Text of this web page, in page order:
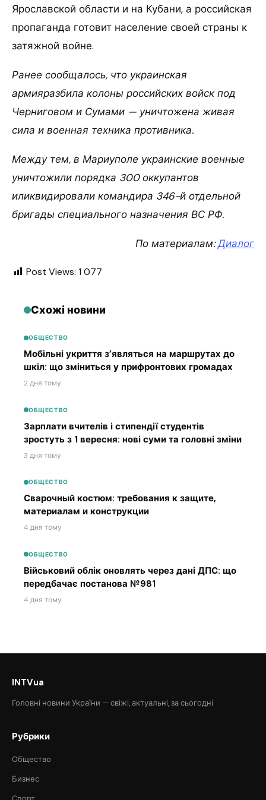
Ярославской области и на Кубани, а российская
пропаганда готовит население своей страны к
затяжной войне.
Ранее сообщалось, что украинская
армияразбила колоны российских войск под
Черниговом и Сумами — уничтожена живая
сила и военная техника противника.
Между тем, в Мариуполе украинские военные
уничтожили порядка 300 оккупантов
иликвидировали командира 346-й отдельной
бригады специального назначения ВС РФ.
По материалам:Диалог
Post Views: 1 077
Схожі новини
ОБЩЕСТВО
Мобільні укриття з’являться на маршрутах до
шкіл: що зміниться у прифронтових громадах
2 дня тому
ОБЩЕСТВО
Зарплати вчителів і стипендії студентів
зростуть з 1 вересня: нові суми та головні зміни
3 дня тому
ОБЩЕСТВО
Сварочный костюм: требования к защите,
материалам и конструкции
4 дня тому
ОБЩЕСТВО
Військовий облік оновлять через дані ДПС: що
передбачає постанова №981
4 дня тому
INTVua
Головні новини України — свіжі, актуальні, за сьогодні.
Рубрики
Общество
Бизнес